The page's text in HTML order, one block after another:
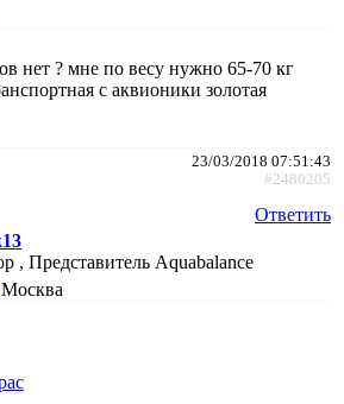
нет ? мне по весу нужно 65-70 кг
с аквионики золотая
23/03/2018 07:51:43
#2480205
Ответить
, Представитель Aquabalance
Москва